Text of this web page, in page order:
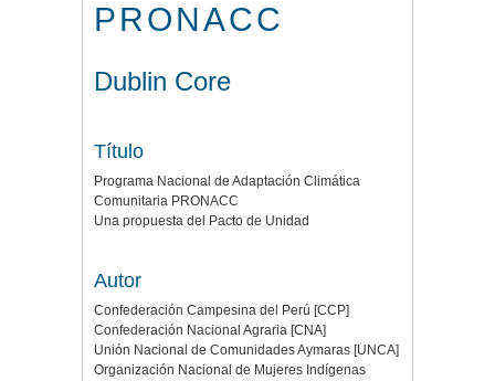
PRONACC
Dublin Core
Título
Programa Nacional de Adaptación Climática
Comunitaria PRONACC
Una propuesta del Pacto de Unidad
Autor
Confederación Campesina del Perú [CCP]
Confederación Nacional Agraria [CNA]
Unión Nacional de Comunidades Aymaras [UNCA]
Organización Nacional de Mujeres Indígenas